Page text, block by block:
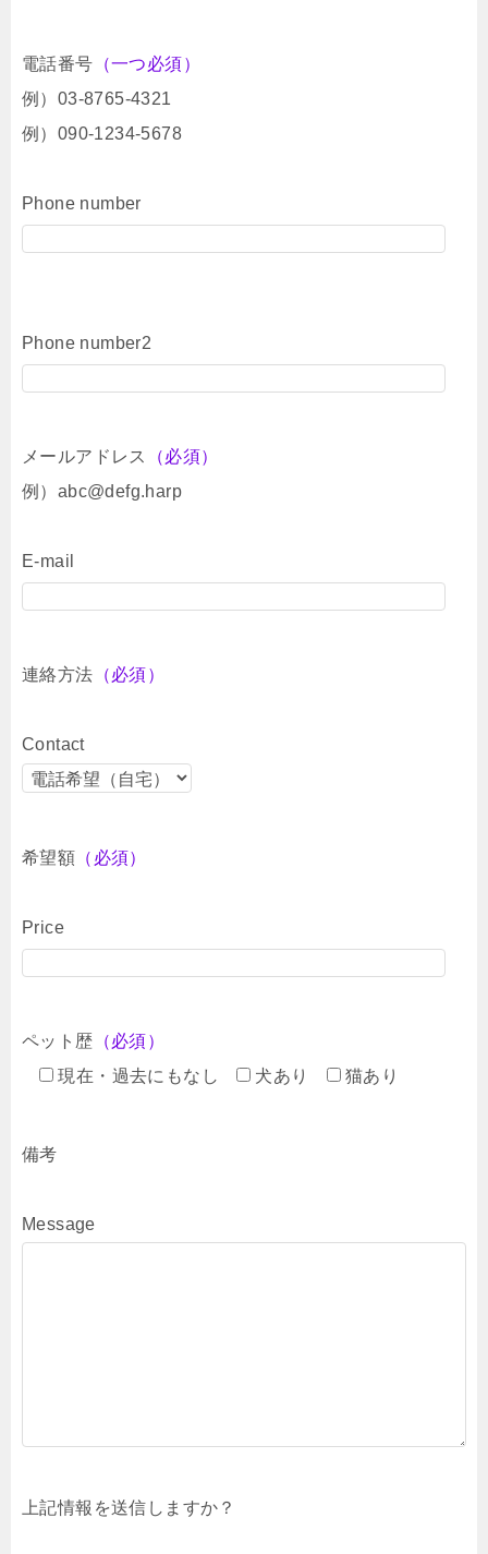
電話番号 （一つ必須）
例）03-8765-4321
例）090-1234-5678
Phone number
Phone number2
メールアドレス
（必須）
例）abc@defg.harp
E-mail
連絡方法 （必須）
Contact
希望額 （必須）
Price
ペット歴 （必須）
現在・過去にもなし
犬あり 猫あり
備考
Message
上記情報を送信しますか？